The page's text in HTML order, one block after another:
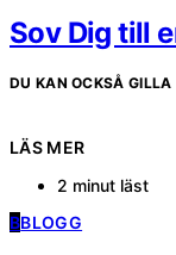
Sov Dig till
DU KAN OCKSÅ GILLA
LÄS MER
2 minut läst
BBLOGG